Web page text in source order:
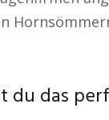
du das